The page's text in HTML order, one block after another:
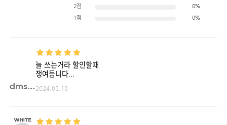
2점 0%
1점 0%
dmsru**
늘 쓰는거라 할인할때
쟁여둡니다...
2024.05.18